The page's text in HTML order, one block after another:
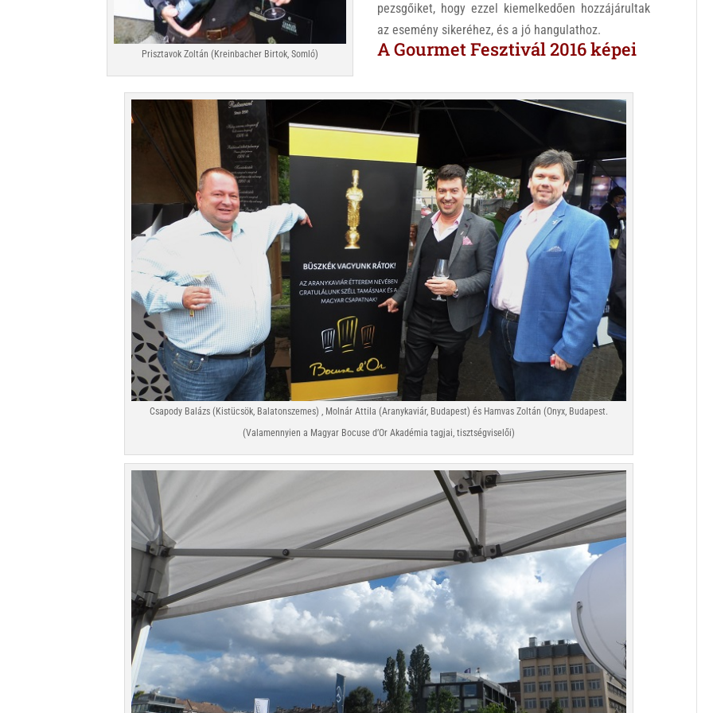
Prisztavok Zoltán (Kreinbacher Birtok, Somló)
pezsgőiket, hogy ezzel kiemelkedően hozzájárultak
az esemény sikeréhez, és a jó hangulathoz.
A Gourmet Fesztivál 2016 képei
Csapody Balázs (Kistücsök, Balatonszemes) , Molnár Attila (Aranykaviár, Budapest) és Hamvas Zoltán (Onyx, Budapest.
(Valamennyien a Magyar Bocuse d’Or Akadémia tagjai, tisztségviselői)